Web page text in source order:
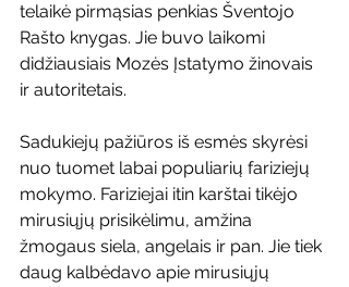
telaikė pirmąsias penkias Šventojo
Rašto knygas. Jie buvo laikomi
didžiausiais Mozės Įstatymo žinovais
ir autoritetais.
Sadukiejų pažiūros iš esmės skyrėsi
nuo tuomet labai populiarių fariziejų
mokymo. Fariziejai itin karštai tikėjo
mirusiųjų prisikėlimu, amžina
žmogaus siela, angelais ir pan. Jie tiek
daug kalbėdavo apie mirusiųjų